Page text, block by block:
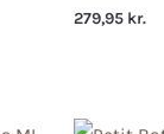
279,95 kr.